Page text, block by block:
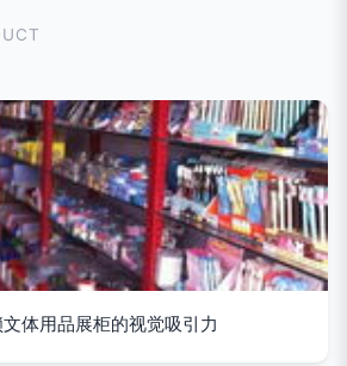
体用品展柜的视觉吸引力